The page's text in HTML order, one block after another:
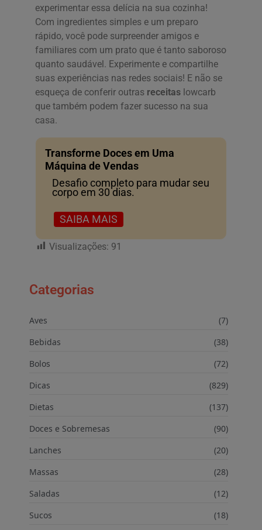
experimentar essa delícia na sua cozinha!
Com ingredientes simples e um preparo
rápido, você pode surpreender amigos e
familiares com um prato que é tanto saboroso
quanto saudável. Experimente e compartilhe
suas experiências nas redes sociais! E não se
esqueça de conferir outras receitas lowcarb
que também podem fazer sucesso na sua
casa.
Transforme Doces em Uma
Máquina de Vendas
Desafio completo para mudar seu
corpo em 30 dias.
SAIBA MAIS
Visualizações: 91
Categorias
Aves
(7)
Bebidas
(38)
Bolos
(72)
Dicas
(829)
Dietas
(137)
Doces e Sobremesas
(90)
Lanches
(20)
Massas
(28)
Saladas
(12)
Sucos
(18)